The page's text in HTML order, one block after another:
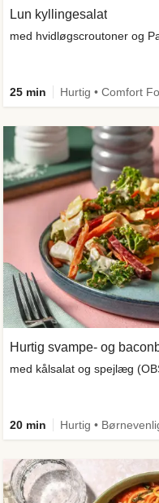
Lun kyllingesalat
25 min Hurtig • Comfort
Hurtig svampe- og
med kålsalat og spejlæg
20 min Hurtig •